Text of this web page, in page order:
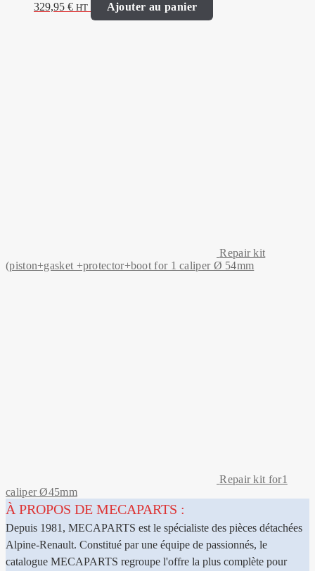
329,95 € HT Ajouter au panier
Repair kit
(piston+gasket +protector+boot for 1 caliper Ø 54mm
Repair kit for1
caliper Ø45mm
À PROPOS DE MECAPARTS :
Depuis 1981, MECAPARTS est le spécialiste des pièces détachées
Alpine-Renault. Constitué par une équipe de passionnés, le
catalogue MECAPARTS regroupe l'offre la plus complète pour